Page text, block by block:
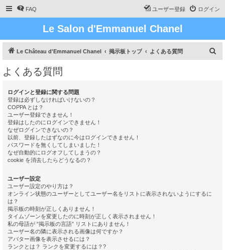
FAQ ログイン
ユーザー登録
Le Salon d'Emmanuel Chanel
Le Château d'Emmanuel Chanel 掲示板トップ よくある質問
よくある質問
ログインと登録に関する問題
登録は必ずしなければいけないの？
COPPA とは？
ユーザー登録できません！
登録はしたのにログインできません！
なぜログインできないの？
以前、登録したはずなのに今はログインできません！
パスワードを無くしてしまいました！
なぜ自動的にログオフしてしまうの？
cookie を消去したらどうなるの？
ユーザー設定
ユーザー設定のやり方は？
オンライン状態のユーザーとしてユーザー名をリストに表示されないようにするに
は？
掲示板の時刻が正しくありません！
タイムゾーンを変更したのに時刻が正しく表示されません！
私の母語が “掲示板の言語” リストにありません！
ユーザー名の隣に表示される画像は何ですか？
アバター画像を表示させるには？
ランクとは？ ランクを変更するには？?